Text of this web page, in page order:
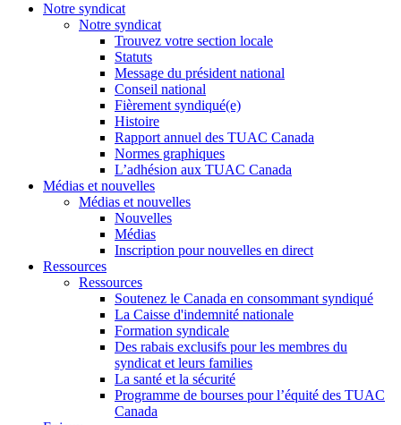
Notre syndicat
Notre syndicat
Trouvez votre section locale
Statuts
Message du président national
Conseil national
Fièrement syndiqué(e)
Histoire
Rapport annuel des TUAC Canada
Normes graphiques
L’adhésion aux TUAC Canada
Médias et nouvelles
Médias et nouvelles
Nouvelles
Médias
Inscription pour nouvelles en direct
Ressources
Ressources
Soutenez le Canada en consommant syndiqué
La Caisse d'indemnité nationale
Formation syndicale
Des rabais exclusifs pour les membres du
syndicat et leurs families
La santé et la sécurité
Programme de bourses pour l’équité des TUAC
Canada